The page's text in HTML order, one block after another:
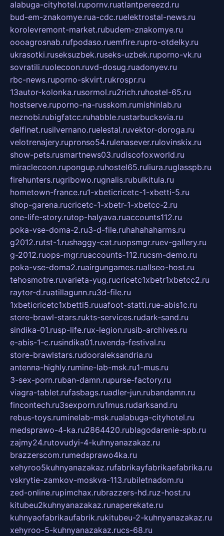
alabuga-cityhotel.rupornv.ruatlantpereezd.ru
bud-em-znakomye.rua-cdc.ruelektrostal-news.ru
korolevremont-market.rubudem-znakomye.ru
oooagrosnab.rufpodaso.ruemfire.rupro-otdelky.ru
ukrasotki.ruseksuzbek.ruseks-uzbek.ruporno-vk.ru
sovratili.ruolecoon.ruvd-dosug.ruadonyev.ru
rbc-news.ruporno-skvirt.rukrospr.ru
13autor-kolonka.rusormol.ru2rich.ruhostel-65.ru
hostserve.ruporno-na-russkom.rumishinlab.ru
neznobi.rubigfatcc.ruhabble.rustarbucksvia.ru
delfinet.rusilvernano.ruelestal.ruvektor-doroga.ru
velotrenajery.rupronso54.rulenasever.rulovinskix.ru
show-pets.rusmartnews03.rudiscofoxworld.ru
miraclecoon.rupongup.ruhostel65.ruliura.ruglasspb.ru
firehunters.rugribowo.rugnalis.rubulkitula.ru
hometown-france.ru1-xbeticricetc-1-xbetti-5.ru
shop-garena.rucricetc-1-xbetr-1-xbetcc-2.ru
one-life-story.rutop-halyava.ruaccounts112.ru
poka-vse-doma-2.ru3-d-file.ruhahahaharms.ru
g2012.rutst-1.rushaggy-cat.ruopsmgr.ruev-gallery.ru
g-2012.ruops-mgr.ruaccounts-112.rucsm-demo.ru
poka-vse-doma2.ruairgungames.ruallseo-host.ru
tehosmotre.ruvarieta-yug.rucricetc1xbetr1xbetcc2.ru
raytor-d.ruatillagunn.ru3d-file.ru
1xbeticricetc1xbetti5.ruuafoot-statti.rue-abis1c.ru
store-brawl-stars.rukts-services.rudark-sand.ru
sindika-01.rusp-life.rux-legion.rusib-archives.ru
e-abis-1-c.rusindika01.ruvenda-festival.ru
store-brawlstars.rudooraleksandria.ru
antenna-highly.rumine-lab-msk.ru1-mus.ru
3-sex-porn.ruban-damn.rupurse-factory.ru
viagra-tablet.rufasbags.ruadler-jun.rubandamn.ru
fincontech.ru3sexporn.ru1mus.rudarksand.ru
rebus-toys.ruminelab-msk.rualabuga-cityhotel.ru
medsprawo-4-ka.ru2864420.rublagodarenie-spb.ru
zajmy24.rutovudyi-4-kuhnyanazakaz.ru
brazzerscom.rumedsprawo4ka.ru
xehyroo5kuhnyanazakaz.rufabrikayfabrikaefabrika.ru
vskrytie-zamkov-moskva-113.rubiletnadom.ru
zed-online.rupimchax.rubrazzers-hd.ruz-host.ru
kitubeu2kuhnyanazakaz.runaperekate.ru
kuhnyaofabrikaufabrik.rukitubeu-2-kuhnyanazakaz.ru
xehyroo-5-kuhnyanazakaz.rucs-68.ru